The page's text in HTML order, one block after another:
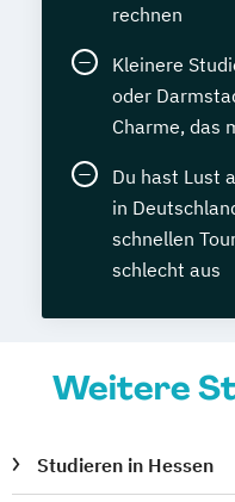
rechnen
Kleinere
oder
Charme, das
Du hast Lust
in
schnellen
schlecht aus
Weitere
Studieren in Hessen